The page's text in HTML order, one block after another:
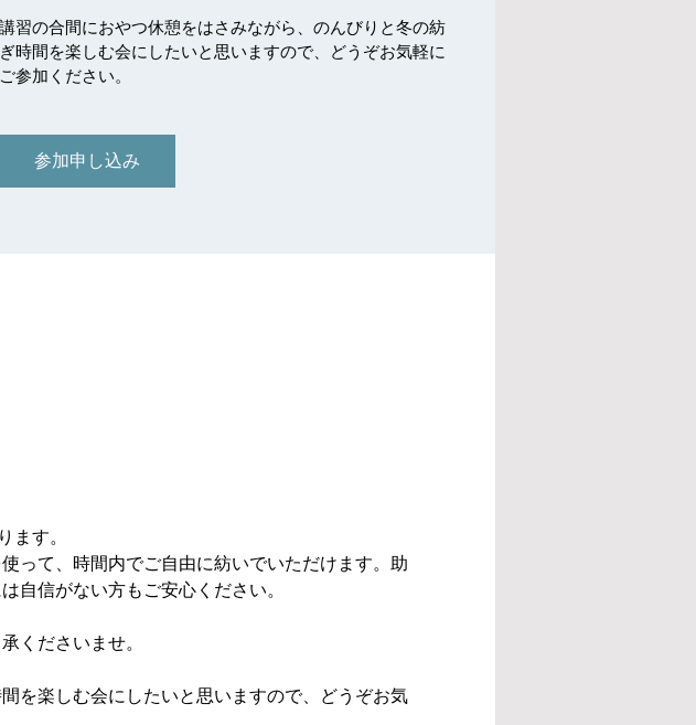
講習の合間におやつ休憩をはさみながら、のんびりと冬の紡
ぎ時間を楽しむ会にしたいと思いますので、どうぞお気軽に
ご参加ください。
参加申し込み
す。
って、時間内でご自由に紡いでいただけます。助
自信がない方もご安心ください。
くださいませ。
を楽しむ会にしたいと思いますので、どうぞお気